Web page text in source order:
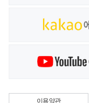
이용약관